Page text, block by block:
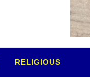
RELIGIOUS